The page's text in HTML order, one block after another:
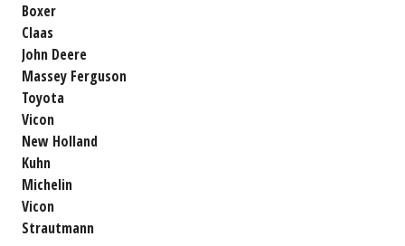
Boxer
Claas
John Deere
Massey Ferguson
Toyota
Vicon
New Holland
Kuhn
Michelin
Vicon
Strautmann